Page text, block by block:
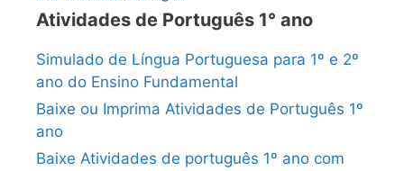
Atividades de Português 1° ano
Simulado de Língua Portuguesa para 1º e 2º
ano do Ensino Fundamental
Baixe ou Imprima Atividades de Português 1º
ano
Baixe Atividades de português 1º ano com